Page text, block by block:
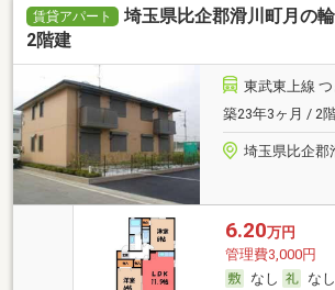
賃貸アパート
埼玉県比企郡滑川町月の
2階建
東武東上線
築23年3ヶ月 / 2
埼玉県比企郡
6.20万円
管理費3,000円
なし
なし